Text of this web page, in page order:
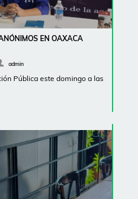
EN OAXACA
admin
Pública este domingo a las